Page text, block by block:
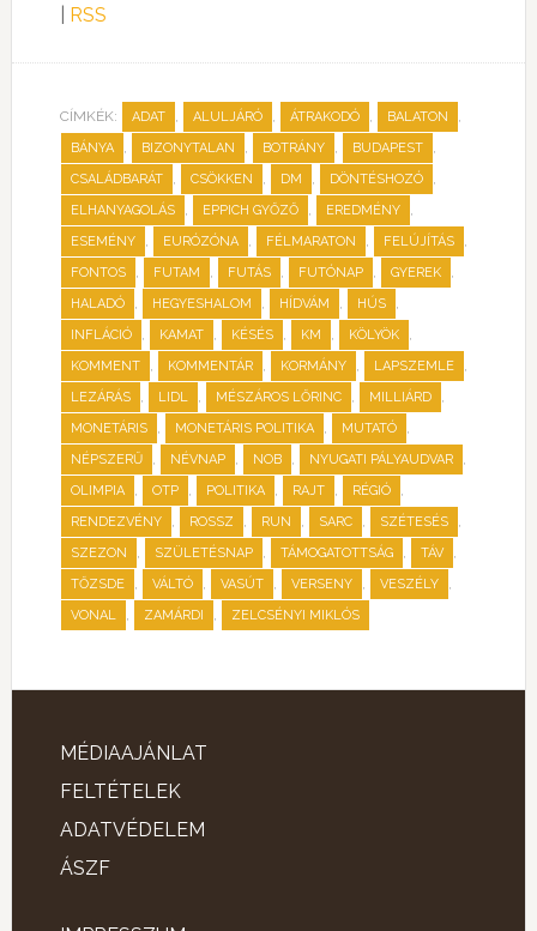
RSS
CÍMKÉK: ADAT , ALULJÁRÓ , ÁTRAKODÓ , BALATON ,
BÁNYA , BIZONYTALAN , BOTRÁNY , BUDAPEST ,
CSALÁDBARÁT , CSÖKKEN , DM , DÖNTÉSHOZÓ ,
ELHANYAGOLÁS , EPPICH GYŐZŐ , EREDMÉNY ,
ESEMÉNY , EURÓZÓNA , FÉLMARATON , FELÚJÍTÁS ,
FONTOS , FUTAM , FUTÁS , FUTÓNAP , GYEREK ,
HALADÓ , HEGYESHALOM , HÍDVÁM , HÚS ,
INFLÁCIÓ , KAMAT , KÉSÉS , KM , KÖLYÖK ,
KOMMENT , KOMMENTÁR , KORMÁNY , LAPSZEMLE ,
LEZÁRÁS , LIDL , MÉSZÁROS LŐRINC , MILLIÁRD ,
MONETÁRIS , MONETÁRIS POLITIKA , MUTATÓ ,
NÉPSZERŰ , NÉVNAP , NOB , NYUGATI PÁLYAUDVAR ,
OLIMPIA , OTP , POLITIKA , RAJT , RÉGIÓ ,
RENDEZVÉNY , ROSSZ , RUN , SARC , SZÉTESÉS ,
SZEZON , SZÜLETÉSNAP , TÁMOGATOTTSÁG , TÁV ,
TŐZSDE , VÁLTÓ , VASÚT , VERSENY , VESZÉLY ,
VONAL , ZAMÁRDI , ZELCSÉNYI MIKLÓS
MÉDIAAJÁNLAT
FELTÉTELEK
ADATVÉDELEM
ÁSZF